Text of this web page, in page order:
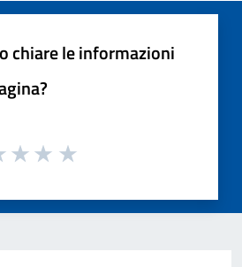
chiare le informazioni